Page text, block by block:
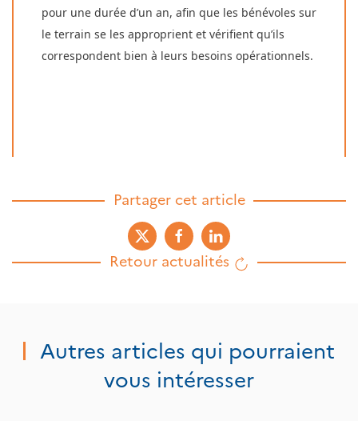
pour une durée d’un an, afin que les bénévoles sur
le terrain se les approprient et vérifient qu’ils
correspondent bien à leurs besoins opérationnels.
Partager cet article
Retour actualités
Autres articles qui pourraient
vous intéresser